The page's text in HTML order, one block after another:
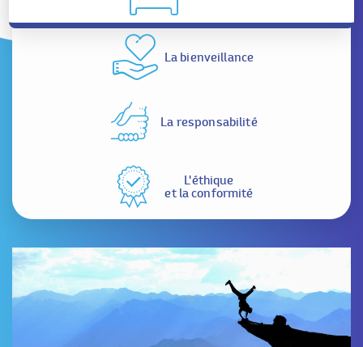
La bienveillance
La responsabilité
L'éthique
et la conformité